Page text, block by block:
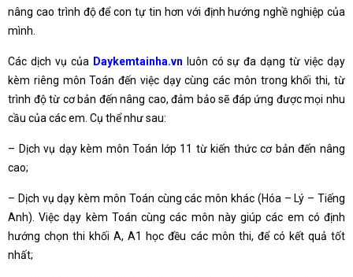
nâng cao trình độ để con tự tin hơn với định hướng nghề nghiệp của
mình.
Các dịch vụ của Daykemtainha.vn luôn có sự đa dạng từ việc dạy
kèm riêng môn Toán đến việc dạy cùng các môn trong khối thi, từ
trình độ từ cơ bản đến nâng cao, đảm bảo sẽ đáp ứng được mọi nhu
cầu của các em. Cụ thể như sau:
– Dịch vụ dạy kèm môn Toán lớp 11 từ kiến thức cơ bản đến nâng
cao;
– Dịch vụ dạy kèm môn Toán cùng các môn khác (Hóa – Lý – Tiếng
Anh). Việc dạy kèm Toán cùng các môn này giúp các em có định
hướng chọn thi khối A, A1 học đều các môn thi, để có kết quả tốt
nhất;